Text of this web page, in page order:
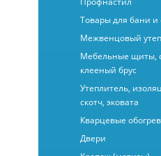
Товары для бани и
Межвенцовый
Мебельные щиты,
клееный брус
Утеплитель,
скотч, эковата
Кварцевые
Двери